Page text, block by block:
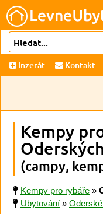
Inzerát Kontakt
Kempy
(campy,
Kempy pro rybáře »
Ubytování »